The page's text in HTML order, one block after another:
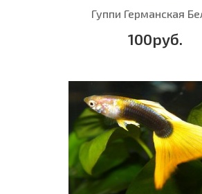
Гуппи Германская
100руб.